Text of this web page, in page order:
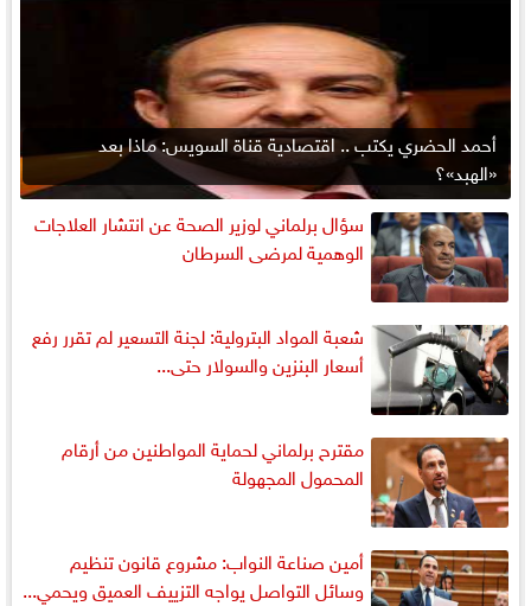
أحمد الحضري يكتب .. اقتصادية قناة السويس: ماذا بعد
«الهبد»؟
سؤال برلماني لوزير الصحة عن انتشار العلاجات
الوهمية لمرضى السرطان
شعبة المواد البترولية: لجنة التسعير لم تقرر رفع
أسعار البنزين والسولار حتى...
مقترح برلماني لحماية المواطنين من أرقام
المحمول المجهولة
أمين صناعة النواب: مشروع قانون تنظيم
وسائل التواصل يواجه التزييف العميق ويحمي...